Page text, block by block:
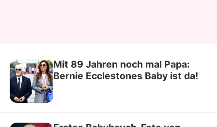
Mit 89 Jahren noch mal Papa:
Bernie Ecclestones Baby ist da!